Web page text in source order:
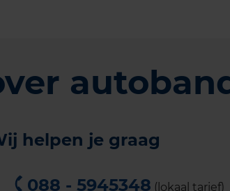
helpen je graag
088 - 5945348 (lokaal tarief)